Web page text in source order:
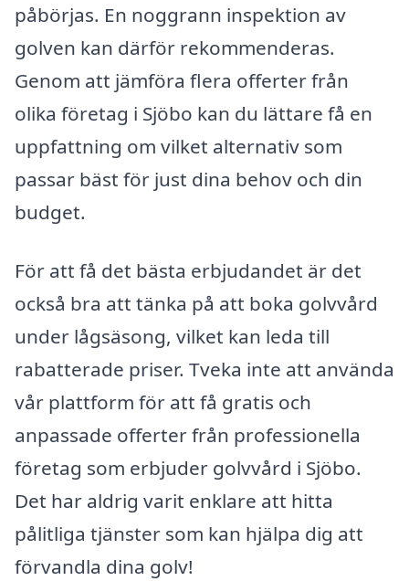
påbörjas. En noggrann inspektion av
golven kan därför rekommenderas.
Genom att jämföra flera offerter från
olika företag i Sjöbo kan du lättare få en
uppfattning om vilket alternativ som
passar bäst för just dina behov och din
budget.
För att få det bästa erbjudandet är det
också bra att tänka på att boka golvvård
under lågsäsong, vilket kan leda till
rabatterade priser. Tveka inte att använda
vår plattform för att få gratis och
anpassade offerter från professionella
företag som erbjuder golvvård i Sjöbo.
Det har aldrig varit enklare att hitta
pålitliga tjänster som kan hjälpa dig att
förvandla dina golv!